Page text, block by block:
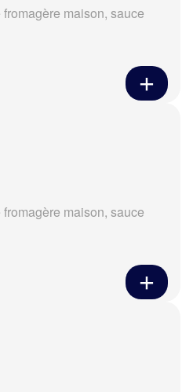
maison, sauce
maison, sauce